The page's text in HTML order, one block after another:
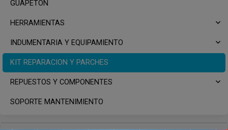
GUAPETON
HERRAMIENTAS
INDUMENTARIA Y EQUIPAMIENTO
KIT REPARACION Y PARCHES
REPUESTOS Y COMPONENTES
SOPORTE MANTENIMIENTO